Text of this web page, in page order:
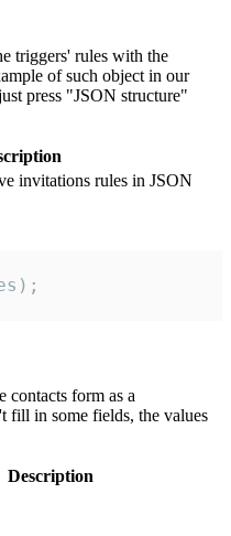
triggers' rules with the
of such object in our
press "JSON structure"
invitations rules in JSON
contacts form as a
fill in some fields, the values
Description